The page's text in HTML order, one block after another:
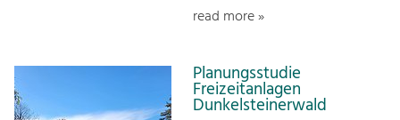
read more »
Planungsstudie
Freizeitanlagen
Dunkelsteinerwald